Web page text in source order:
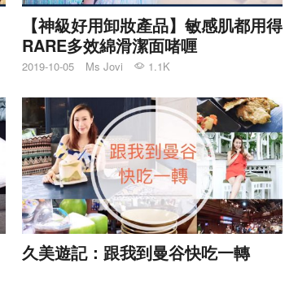
【神級好用卸妝產品】敏感肌都用得
RARE多效綿滑潔面啫喱
2019-10-05 Ms Jovi 1.1K
久美遊記：跟我到曼谷快吃一轉